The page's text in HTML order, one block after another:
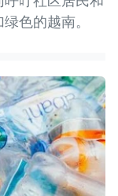
色的越南。